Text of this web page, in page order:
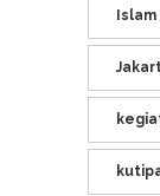
Islam